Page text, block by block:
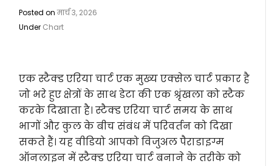
Posted onमार्च 3, 2026
Under Chart
एक स्टैक्ड एरिया चार्ट एक मुख्य एक्सेल चार्ट प्रकार है
जो भरे हुए क्षेत्रों के साथ डेटा की एक श्रृंखला को स्टैक
करके दिखाता है। स्टैक्ड एरिया चार्ट समय के साथ
भागों और कुल के बीच संबंध में परिवर्तन को दिखा
सकते हैं। यह वीडियो आपको विजुअल पैराडाइग्म
ऑनलाइन में स्टैक्ड एरिया चार्ट बनाने के तरीके को